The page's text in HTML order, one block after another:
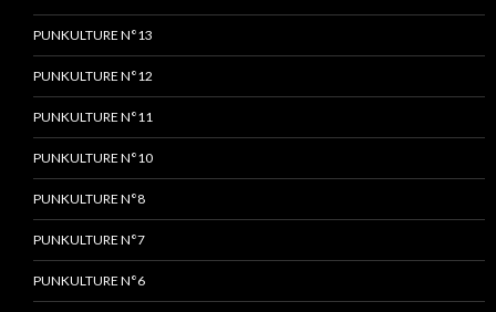
PUNKULTURE N°13
PUNKULTURE N°12
PUNKULTURE N°11
PUNKULTURE N°10
PUNKULTURE N°8
PUNKULTURE N°7
PUNKULTURE N°6